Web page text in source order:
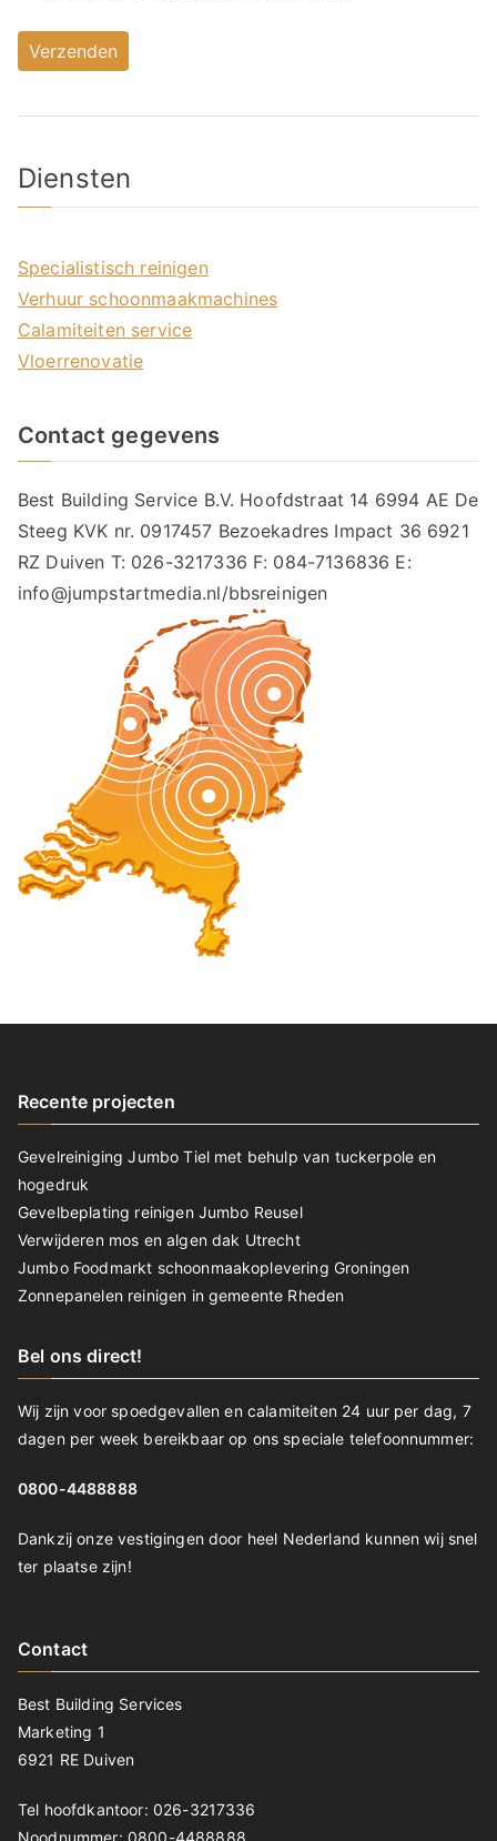
Diensten
Specialistisch reinigen
Verhuur schoonmaakmachines
Calamiteiten service
Vloerrenovatie
Contact gegevens
Best Building Service B.V. Hoofdstraat 14 6994 AE De
Steeg KVK nr. 0917457 Bezoekadres Impact 36 6921
RZ Duiven T: 026-3217336 F: 084-7136836 E:
info@jumpstartmedia.nl/bbsreinigen
Recente projecten
Gevelreiniging Jumbo Tiel met behulp van tuckerpole en
hogedruk
Gevelbeplating reinigen Jumbo Reusel
Verwijderen mos en algen dak Utrecht
Jumbo Foodmarkt schoonmaakoplevering Groningen
Zonnepanelen reinigen in gemeente Rheden
Bel ons direct!
Wij zijn voor spoedgevallen en calamiteiten 24 uur per dag, 7
dagen per week bereikbaar op ons speciale telefoonnummer:
0800-4488888
Dankzij onze vestigingen door heel Nederland kunnen wij snel
ter plaatse zijn!
Contact
Best Building Services
Marketing 1
6921 RE Duiven
Tel hoofdkantoor: 026-3217336
Noodnummer: 0800-4488888